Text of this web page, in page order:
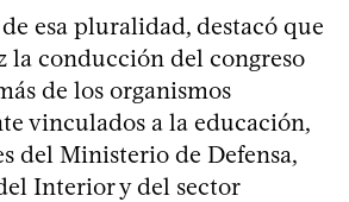
esa pluralidad, destacó que
la conducción del congreso
de los organismos
vinculados a la educación,
del Ministerio de Defensa,
Interior y del sector